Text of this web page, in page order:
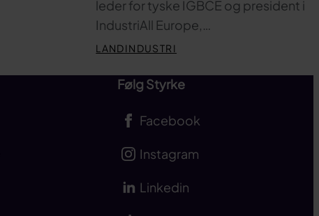
leder for tyske IGBCE og president i
IndustriAll Europe,…
LANDINDUSTRI
Følg Styrke
Facebook
Instagram
Linkedin